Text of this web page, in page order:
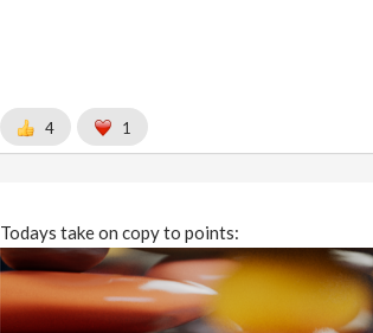
4 1
Todays take on copy to points: